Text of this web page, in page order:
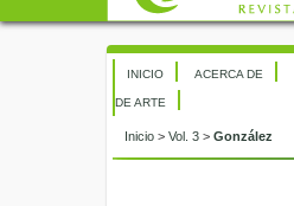
INICIO ACERCA DE
DE ARTE
Inicio > Vol. 3 > González